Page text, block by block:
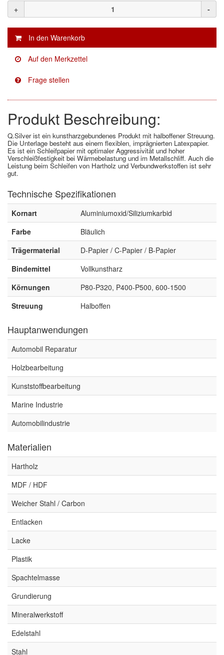
Indasa
KWASNY
Mirka
(1)
Novol
(3)
Prevost
(3)
Proma
(21)
Sia
(3)
Spectral
(5)
StarChem
(1)
Sundstrom
(4)
Troton
(2)
Wibeco
+
-
Produkt Beschreibung:
Q.Silver ist ein kunstharzgebundenes Produkt mit halboffener Streuung.
Die Unterlage besteht aus einem flexiblen, imprägnierten Latexpapier.
Es ist ein Schleifpapier mit optimaler Aggressivität und hoher
Verschleißfestigkeit bei Wärmebelastung und im Metallschliff. Auch die
Leistung beim Schleifen von Hartholz und Verbundwerkstoffen ist sehr
gut.
Technische Spezifikationen
Kornart
Aluminiumoxid/Siliziumkarbid
Farbe
Bläulich
Trägermaterial
D-Papier / C-Papier / B-Papier
Bindemittel
Vollkunstharz
Körnungen
P80-P320, P400-P500, 600-1500
Streuung
Halboffen
Hauptanwendungen
Automobil Reparatur
Holzbearbeitung
Kunststoffbearbeitung
Marine Industrie
Automobilindustrie
Materialien
Hartholz
MDF / HDF
Weicher Stahl / Carbon
Entlacken
Lacke
Plastik
Spachtelmasse
Grundierung
Mineralwerkstoff
Edelstahl
Stahl